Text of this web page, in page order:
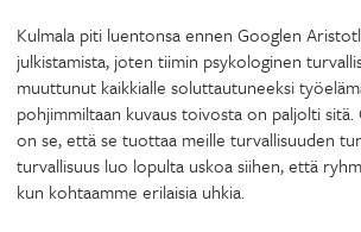
Kulmala piti luentonsa ennen Googlen
julkistamista, joten tiimin psykologinen
muuttunut kaikkialle soluttautuneeksi
pohjimmiltaan kuvaus toivosta on paljolti sitä.
on se, että se tuottaa meille turvallisuuden
turvallisuus luo lopulta uskoa siihen, että
kun kohtaamme erilaisia uhkia.